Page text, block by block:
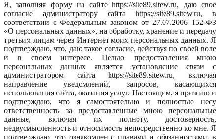
Я, заполняя форму на сайте https://site89.sitew.ru, даю свое
согласие администратору сайта https://site89.sitew.ru, в
соответствии с Федеральным законом от 27.07.2006 152-ФЗ
«О персональных данных», на обработку, хранение и передачу
третьим лицам через Интернет моих персональных данных. Я
подтверждаю, что, даю такое согласие, действуя по своей воле
и в своем интересе. Целью предоставления мною
персональных данных является установление связи с
администратором сайта https://site89.sitew.ru, включая
направление уведомлений, запросов, касающихся
использования сайта, оказания услуг. Настоящим, я признаю и
подтверждаю, что я самостоятельно и полностью несу
ответственность за предоставленные мною персональные
данные, включая их полноту, достоверность,
недвусмысленность и относимость непосредственно ко мне. Я
подтверждаю, что ознакомлен с правами и обязанностями, в